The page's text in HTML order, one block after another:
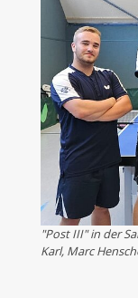
"Post III" in der
Karl, Marc